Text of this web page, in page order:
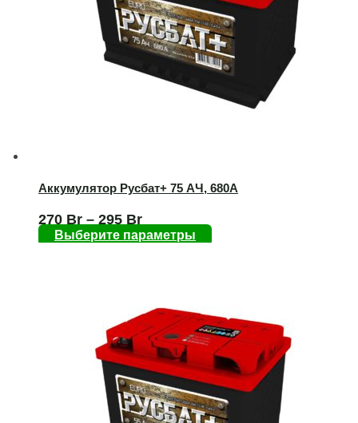
Аккумулятор Русбат+ 75 AЧ, 680А
270 Br – 295 Br
Выберите параметры